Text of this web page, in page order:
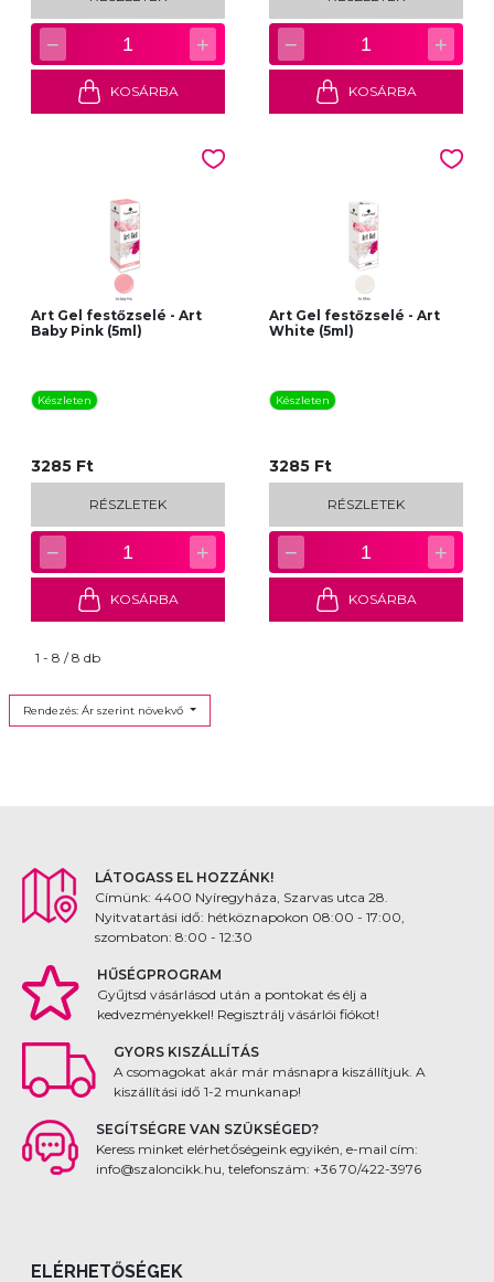
− 1 +
KOSÁRBA
− 1 +
KOSÁRBA
Art Gel festőzselé - Art
Baby Pink (5ml)
Készleten
3285 Ft
RÉSZLETEK
− 1 +
KOSÁRBA
Art Gel festőzselé - Art
White (5ml)
Készleten
3285 Ft
RÉSZLETEK
− 1 +
KOSÁRBA
1 - 8 / 8 db
Rendezés: Ár szerint növekvő
LÁTOGASS EL HOZZÁNK!
Címünk: 4400 Nyíregyháza, Szarvas utca 28.
Nyitvatartási idő: hétköznapokon 08:00 - 17:00,
szombaton: 8:00 - 12:30
HŰSÉGPROGRAM
Gyűjtsd vásárlásod után a pontokat és élj a
kedvezményekkel! Regisztrálj vásárlói fiókot!
GYORS KISZÁLLÍTÁS
A csomagokat akár már másnapra kiszállítjuk. A
kiszállítási idő 1-2 munkanap!
SEGÍTSÉGRE VAN SZÜKSÉGED?
Keress minket elérhetőségeink egyikén, e-mail cím:
info@szaloncikk.hu, telefonszám: +36 70/422-3976
ELÉRHETŐSÉGEK